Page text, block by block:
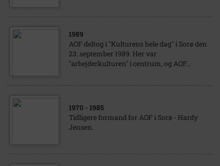
1989
AOF deltog i "Kulturens hele dag" i Sorø den
23. september 1989. Her var
"arbejderkulturen" i centrum, og AOF...
1970 - 1985
Tidligere formand for AOF i Sorø - Hardy
Jensen.